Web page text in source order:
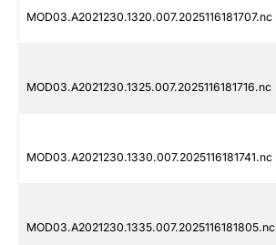
MOD03.A2021230.1320.007.2025116181707.nc
MOD03.A2021230.1325.007.2025116181716.nc
MOD03.A2021230.1330.007.2025116181741.nc
MOD03.A2021230.1335.007.2025116181805.nc